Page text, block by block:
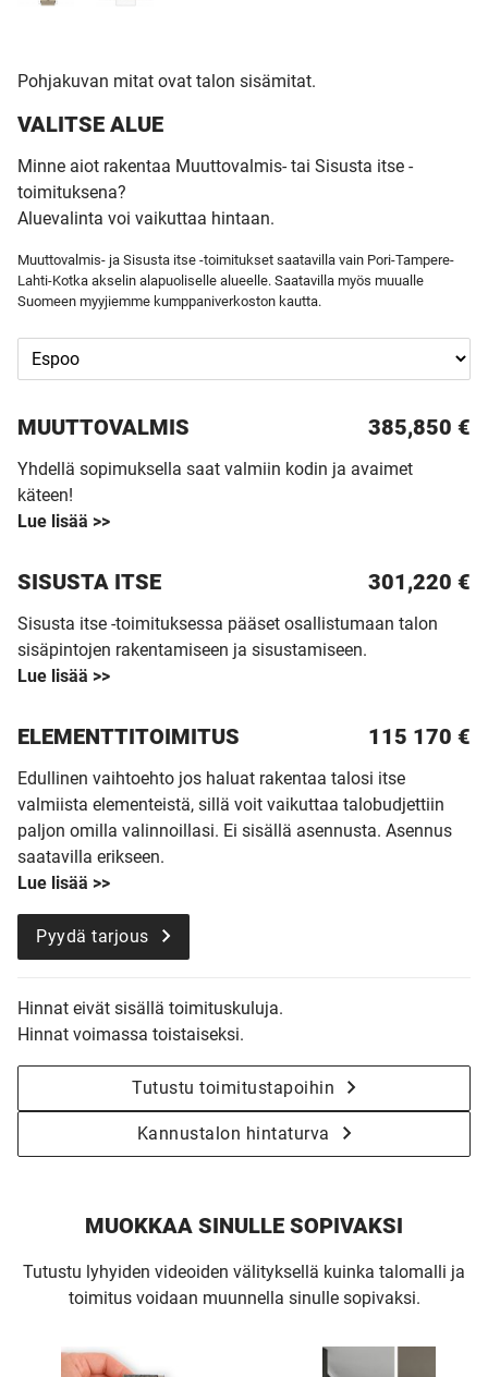
Pohjakuvan mitat ovat talon sisämitat.
VALITSE ALUE
Minne aiot rakentaa Muuttovalmis- tai Sisusta itse -
toimituksena?
Aluevalinta voi vaikuttaa hintaan.
Muuttovalmis- ja Sisusta itse -toimitukset saatavilla vain Pori-Tampere-
Lahti-Kotka akselin alapuoliselle alueelle. Saatavilla myös muualle
Suomeen myyjiemme kumppaniverkoston kautta.
MUUTTO­VALMIS 385,850 €
Yhdellä sopimuksella saat valmiin kodin ja avaimet
käteen!
Lue lisää >>
SISUSTA ITSE 301,220 €
Sisusta itse -toimituksessa pääset osallistumaan talon
sisäpintojen rakentamiseen ja sisustamiseen.
Lue lisää >>
ELEMENTTITOIMITUS 115 170 €
Edullinen vaihtoehto jos haluat rakentaa talosi itse
valmiista elementeistä, sillä voit vaikuttaa talobudjettiin
paljon omilla valinnoillasi. Ei sisällä asennusta. Asennus
saatavilla erikseen.
Lue lisää >>
Pyydä tarjous
Hinnat eivät sisällä toimituskuluja.
Hinnat voimassa toistaiseksi.
Tutustu toimitustapoihin
Kannustalon hintaturva
MUOKKAA SINULLE SOPIVAKSI
Tutustu lyhyiden videoiden välityksellä kuinka talomalli ja
toimitus voidaan muunnella sinulle sopivaksi.